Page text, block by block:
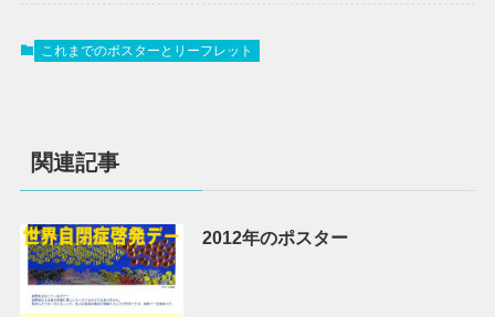
これまでのポスターとリーフレット
関連記事
2012年のポスター